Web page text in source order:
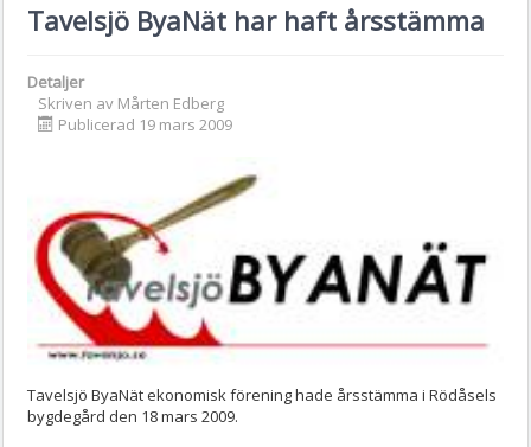
Tavelsjö ByaNät har haft årsstämma
Detaljer
Skriven av Mårten Edberg
Publicerad 19 mars 2009
Tavelsjö ByaNät ekonomisk förening hade årsstämma i Rödåsels
bygdegård den 18 mars 2009.